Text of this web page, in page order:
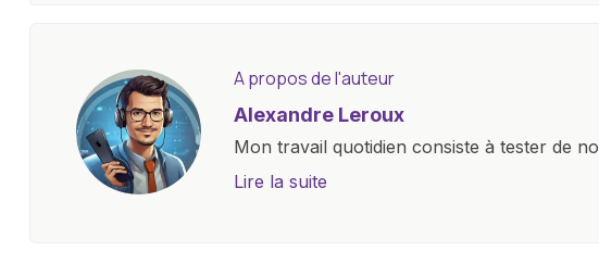
A propos de l'auteur
Alexandre Leroux
Mon travail quotidien consiste à tester de
objectives, à couvrir des lancements de
Lire la suite